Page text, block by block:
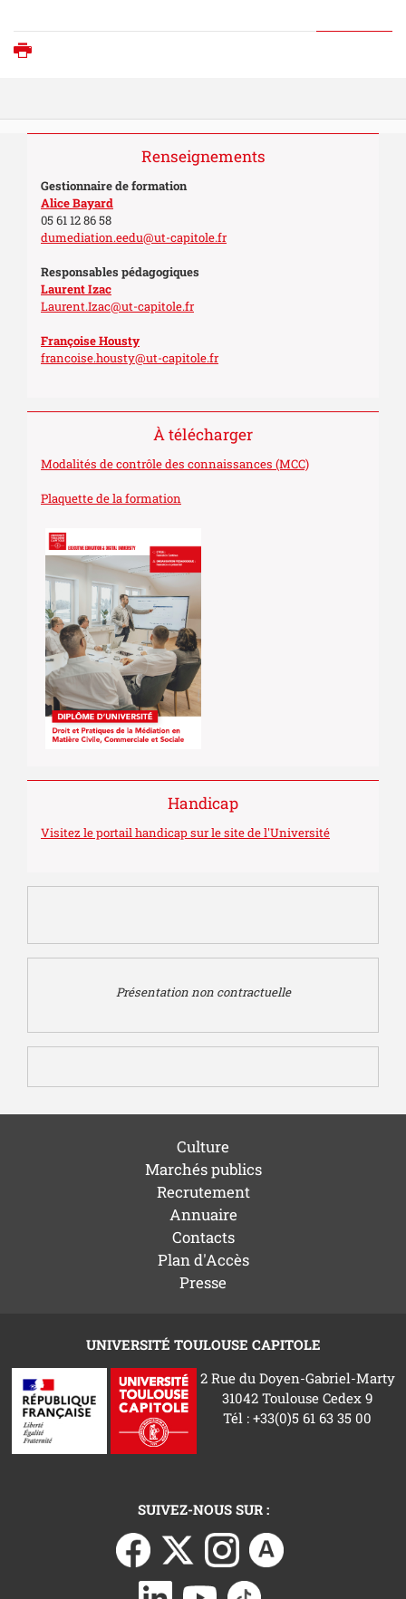
Renseignements
Gestionnaire de formation
Alice Bayard
05 61 12 86 58
dumediation.eedu@ut-capitole.fr
Responsables pédagogiques
Laurent Izac
Laurent.Izac@ut-capitole.fr
Françoise Housty
francoise.housty@ut-capitole.fr
À télécharger
Modalités de contrôle des connaissances (MCC)
Plaquette de la formation
Handicap
Visitez le portail handicap sur le site de l'Université
Présentation non contractuelle
Culture
Marchés publics
Recrutement
Annuaire
Contacts
Plan d'Accès
Presse
UNIVERSITÉ TOULOUSE CAPITOLE
2 Rue du Doyen-Gabriel-Marty
31042 Toulouse Cedex 9
Tél : +33(0)5 61 63 35 00
SUIVEZ-NOUS SUR :